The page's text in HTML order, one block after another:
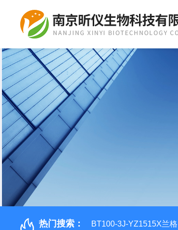
热门搜索： BT100-3J-YZ1515X兰